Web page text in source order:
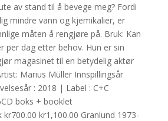
av stand til å bevege meg? Fordi
mindre vann og kjemikalier, er
måten å rengjøre på. Bruk: Kan
per dag etter behov. Hun er sin
magasinet til en betydelig aktør
Marius Müller Innspillingsår
: 2018 | Label : C+C
boks + booklet
kr1,100.00 Granlund 1973-